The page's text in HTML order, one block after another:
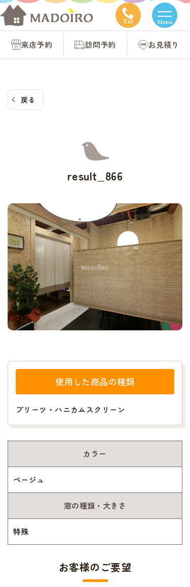
コ
ン
Tel Menu
来店予約 訪問予約 お見積り
戻る
result_866
使用した商品の種類
プリーツ・ハニカムスクリーン
カラー
ベージュ
窓の種類・大きさ
特殊
お客様のご要望